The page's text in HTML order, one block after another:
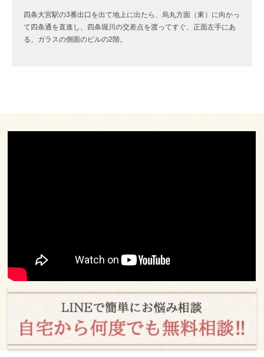
四条大宮駅の3番出口を出て地上に出たら、烏丸方面（東）に向かっ
て四条通を直進し、四条堀川の交差点を渡ってすぐ、正面左手にあ
る、ガラスの側面のビルの2階。